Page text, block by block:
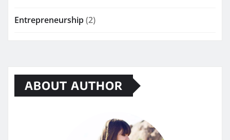
Entrepreneurship(2)
ABOUT AUTHOR